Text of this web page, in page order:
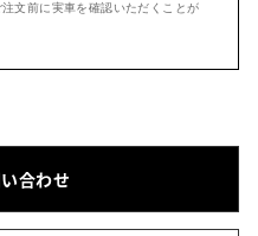
文前に実車を確認いただくことが
合わせ